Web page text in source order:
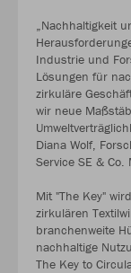
„Nachhaltigkeit
Industrie und
Lösungen für
zirkuläre
wir neue
Diana Wolf,
Service SE & Co.
Mit "The Key"
zirkulären
branchenweite
nachhaltige
The Key to